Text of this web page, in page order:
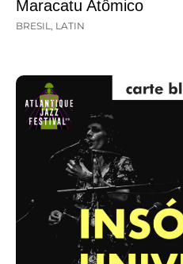
Maracatu Atômico
BRESIL, LATIN